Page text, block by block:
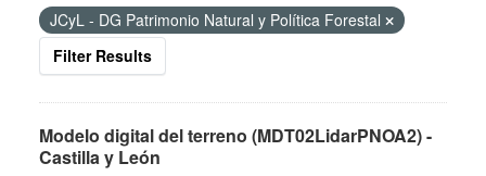
JCyL - DG Patrimonio Natural y Política Forestal
Filter Results
Modelo digital del terreno (MDT02LidarPNOA2) -
Castilla y León